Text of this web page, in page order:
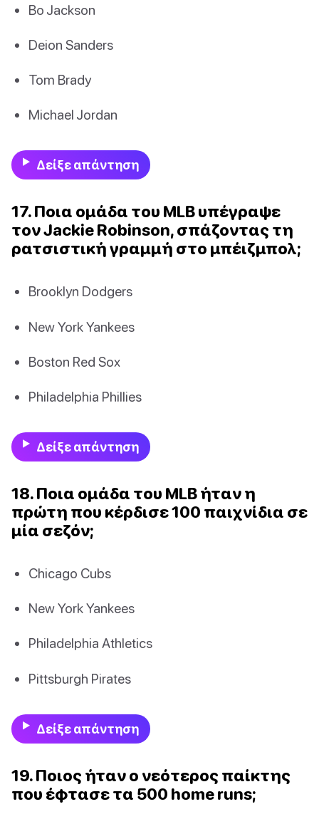
Bo Jackson
Deion Sanders
Tom Brady
Michael Jordan
Δείξε απάντηση
17. Ποια ομάδα του MLB υπέγραψε
τον Jackie Robinson, σπάζοντας τη
ρατσιστική γραμμή στο μπέιζμπολ;
Brooklyn Dodgers
New York Yankees
Boston Red Sox
Philadelphia Phillies
Δείξε απάντηση
18. Ποια ομάδα του MLB ήταν η
πρώτη που κέρδισε 100 παιχνίδια σε
μία σεζόν;
Chicago Cubs
New York Yankees
Philadelphia Athletics
Pittsburgh Pirates
Δείξε απάντηση
19. Ποιος ήταν ο νεότερος παίκτης
που έφτασε τα 500 home runs;